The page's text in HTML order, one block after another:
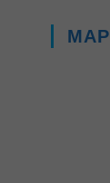
MAP